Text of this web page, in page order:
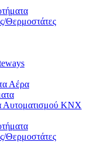
Θερμοστάτες
Αέρα
Αυτοματισμού KNX
Θερμοστάτες